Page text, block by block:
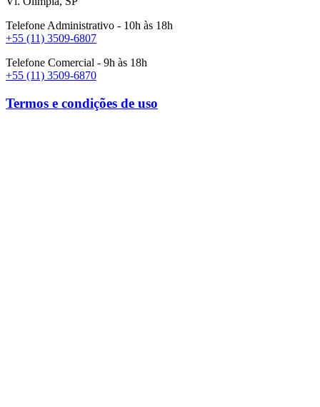
Telefone Administrativo - 10h às 18h
+55 (11) 3509-6807
Telefone Comercial - 9h às 18h
+55 (11) 3509-6870
Termos e condições de uso